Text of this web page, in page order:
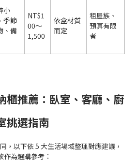
小
季節
、備
NT$1
00～
1,500
依盒材質
而定
租屋族、
預算有限
者
櫃推薦：臥室、客廳、廚
挑選指南
，以下依 5 大生活場域整理對應建議，
為選購參考：